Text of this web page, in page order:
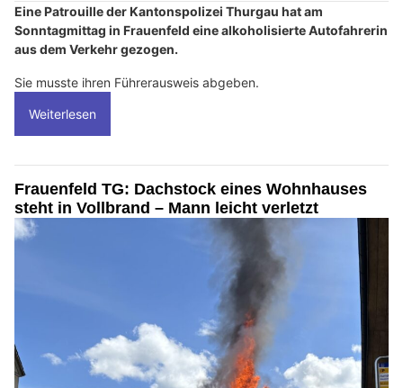
Eine Patrouille der Kantonspolizei Thurgau hat am
Sonntagmittag in Frauenfeld eine alkoholisierte Autofahrerin
aus dem Verkehr gezogen.
Sie musste ihren Führerausweis abgeben.
Weiterlesen
Frauenfeld TG: Dachstock eines Wohnhauses
steht in Vollbrand – Mann leicht verletzt